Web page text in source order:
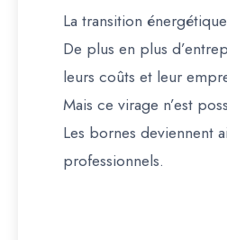
La transition
De plus en plus
leurs coûts et leur
Mais ce virage n’est
Les bornes deviennent
professionnels.